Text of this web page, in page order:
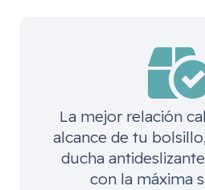
La mejor relación
alcance de tu
ducha
con la máxima